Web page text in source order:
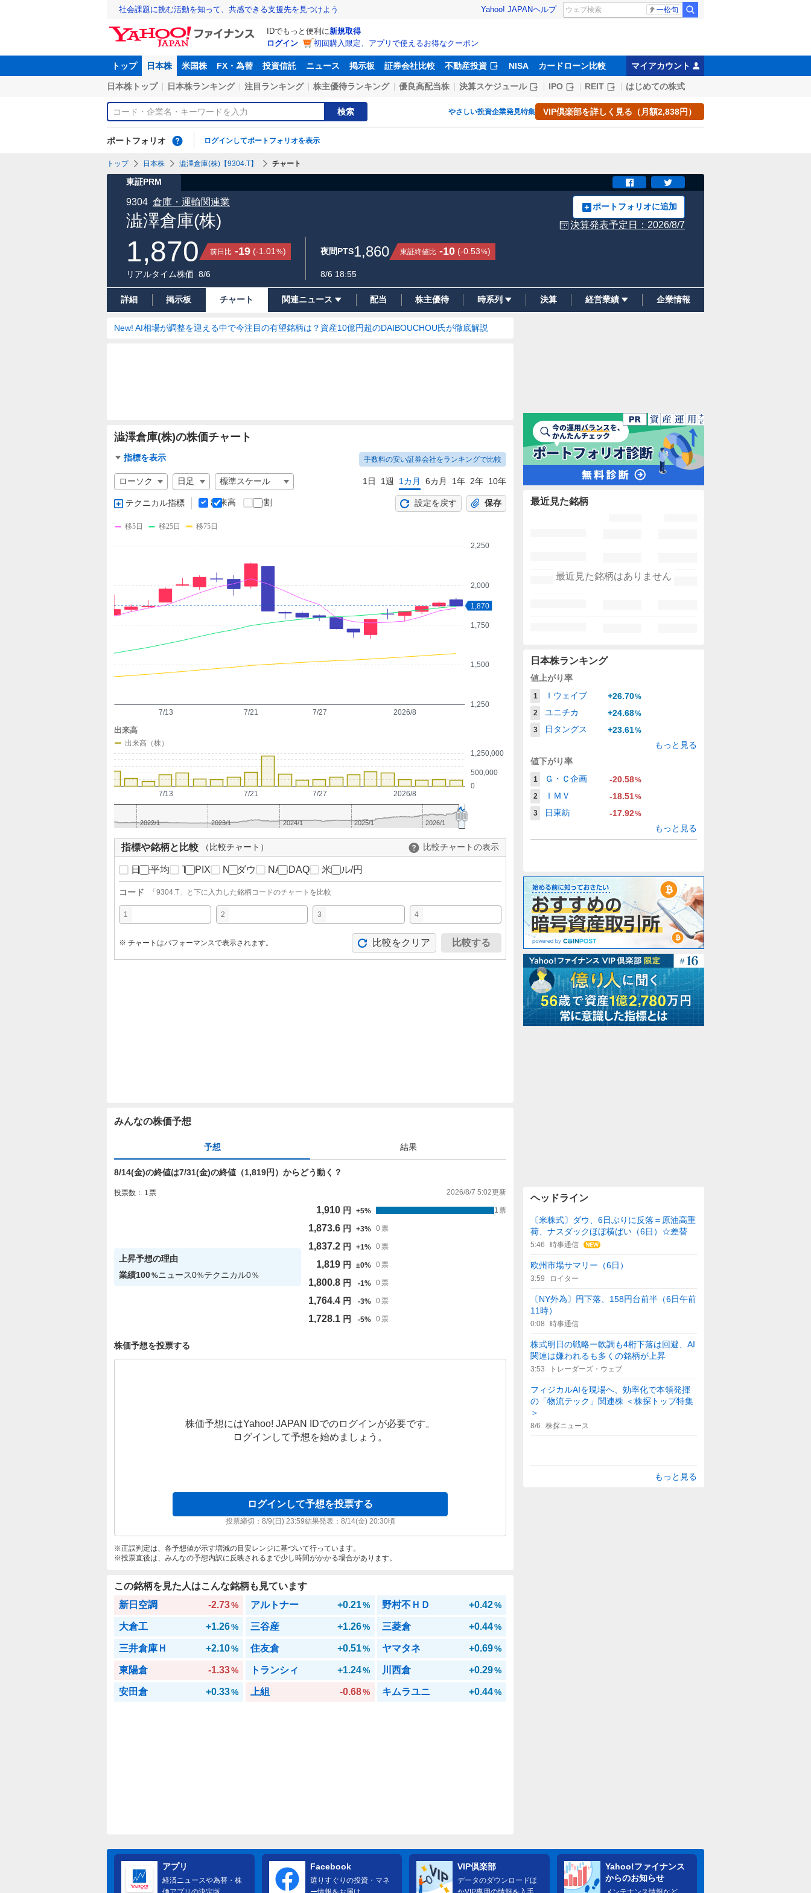
社会課題に挑む活動を知って、共感できる支援先を見つけよう Yahoo! JAPANヘルプ 一松旬
IDでもっと便利に新規取得
ログイン
初回購入限定、アプリで使えるお得なクーポン
トップ 日本株 米国株 FX・為替 投資信託 ニュース 掲示板 証券会社比較 不動産投資 NISA カードローン比較 マイアカウント
日本株トップ 日本株ランキング 注目ランキング 株主優待ランキング 優良高配当株 決算スケジュール IPO REIT はじめての株式
検索 やさしい投資企業発見特集 VIP倶楽部を詳しく見る（月額2,838円）
ポートフォリオ ログインしてポートフォリオを表示
トップ 日本株 澁澤倉庫(株)【9304.T】 チャート
東証PRM
澁澤倉庫(株)
9304 倉庫・運輸関連業 ポートフォリオに追加
決算発表予定日： 2026/8/7
1,870 前日比 -19 (-1.01%)
リアルタイム株価 8/6
夜間PTS1,860 東証終値比 -10 (-0.53%)
8/6 18:55
詳細 掲示板 チャート 関連ニュース 配当 株主優待 時系列 決算 経営業績 企業情報
New! AI相場が調整を迎える中で今注目の有望銘柄は？資産10億円超のDAIBOUCHOU氏が徹底解説
澁澤倉庫(株)の株価チャート
チ
ャ
ー
ト
指
標
手数料の安い証券会社をランキングで比較
指標を表示
チ
ャ
ー
の
定
1日 1週 1カ月 6カ月 1年 2年 10年
テクニカル指標 出来高 分割 設定を戻す 保存
1,250
1,500
1,750
2,000
2,250
2026/8
7/13 7/21 7/27
1,870
移5日 移25日 移75日
0
500,000
1,250,000
2026/8
7/13 7/21 7/27
出来高
出来高（株）
2023/1 2025/1
2022/1 2024/1 2026/1
指標や銘柄と比較 （比較チャート） 比較チャートの表示
日経平均 TOPIX NYダウ NASDAQ 米ドル/円
コード 「 9304.T 」と下に入力した銘柄コードのチャートを比較
1 2 3 4
※ チャートはパフォーマンスで表示されます。 比較をクリア 比較する
みんなの株価予想
予想 結果
8/14(金)の終値は7/31(金)の終値（1,819円）からどう動く？
投票数： 1 票 2026/8/7 5:02更新
上昇予想の理由
業績100%ニュース0%テクニカル0%
1,910 円 +5% 1 票
1,873.6 円 +3% 0 票
1,837.2 円 +1% 0 票
1,819 円 ±0% 0 票
1,800.8 円 -1% 0 票
1,764.4 円 -3% 0 票
1,728.1 円 -5% 0 票
株価予想を投票する
株価予想にはYahoo! JAPAN IDでのログインが必要です。
ログインして予想を始めましょう。
ログインして予想を投票する
投票締切： 8/9(日) 23:59結果発表： 8/14(金) 20:30頃
正誤判定は、各予想値が示す増減の目安レンジに基づいて行っています。
投票直後は、みんなの予想内訳に反映されるまで少し時間がかかる場合があります。
この銘柄を見た人はこんな銘柄も見ています
新日空調
-2.73% アルトナー +0.21% 野村不ＨＤ +0.42%
大倉工 +1.26% 三谷産 +1.26% 三菱倉 +0.44%
三井倉庫Ｈ +2.10% 住友倉 +0.51% ヤマタネ +0.69%
東陽倉 -1.33% トランシィ +1.24% 川西倉 +0.29%
安田倉 +0.33% 上組 -0.68% キムラユニ +0.44%
最近見た銘柄
最近見た銘柄はありません
日本株ランキング
値上がり率
1 Ｉウェイブ +26.70%
2
ユニチカ +24.68%
3
日タングス +23.61%
もっと見る
値下がり率
1 Ｇ・Ｃ企画 -20.58%
2
ＩＭＶ -18.51%
3
日東紡 -17.92%
もっと見る
ヘッドライン
〔米株式〕ダウ、6日ぶりに反落＝原油高重
荷、ナスダックほぼ横ばい（6日）☆差替
5:46 時事通信
欧州市場サマリー（6日）
3:59 ロイター
〔NY外為〕円下落、158円台前半（6日午前
11時）
0:08 時事通信
株式明日の戦略ー軟調も4桁下落は回避、AI
関連は嫌われるも多くの銘柄が上昇
3:53 トレーダーズ・ウェブ
フィジカルAIを現場へ、効率化で本領発揮
の「物流テック」関連株 ＜株探トップ特集
＞
8/6 株探ニュース
もっと見る
アプリ
経済ニュースや為替・株
Facebook
選りすぐりの投資・マネ
VIP倶楽部
データのダウンロードほ
Yahoo!ファイナンス
からのお知らせ